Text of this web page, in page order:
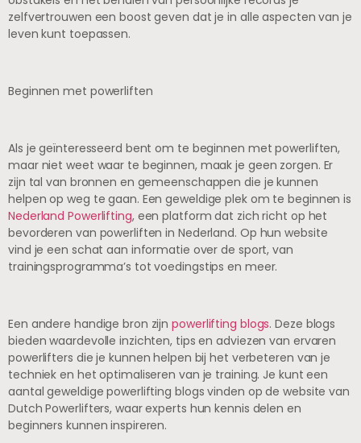
zelfvertrouwen een boost geven dat je in alle aspecten van je
leven kunt toepassen.
Beginnen met powerliften
Als je geïnteresseerd bent om te beginnen met powerliften,
maar niet weet waar te beginnen, maak je geen zorgen. Er
zijn tal van bronnen en gemeenschappen die je kunnen
helpen op weg te gaan. Een geweldige plek om te beginnen is
Nederland Powerlifting, een platform dat zich richt op het
bevorderen van powerliften in Nederland. Op hun website
vind je een schat aan informatie over de sport, van
trainingsprogramma’s tot voedingstips en meer.
Een andere handige bron zijnpowerlifting blogs. Deze blogs
bieden waardevolle inzichten, tips en adviezen van ervaren
powerlifters die je kunnen helpen bij het verbeteren van je
techniek en het optimaliseren van je training. Je kunt een
aantal geweldige powerlifting blogs vinden op de website van
Dutch Powerlifters, waar experts hun kennis delen en
beginners kunnen inspireren.